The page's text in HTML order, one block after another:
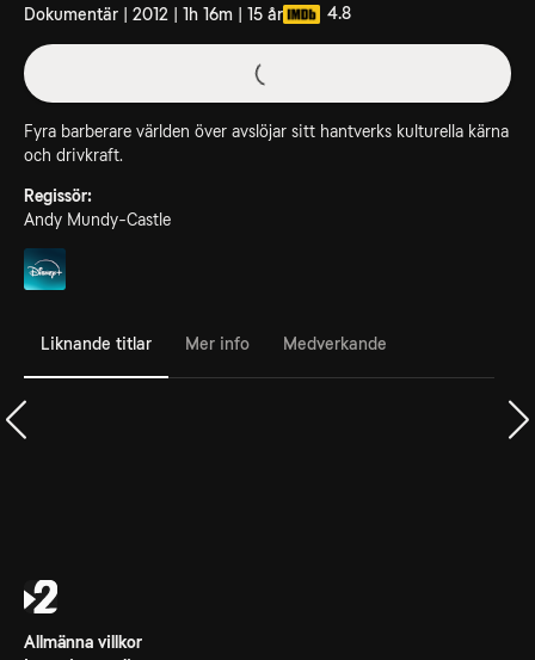
Dokumentär | 2012 | 1h 16m | 15 år 4.8
Fyra barberare världen över avslöjar sitt hantverks kulturella kärna
och drivkraft.
Regissör:
Andy Mundy-Castle
Liknande titlar Mer info Medverkande
Allmänna villkor